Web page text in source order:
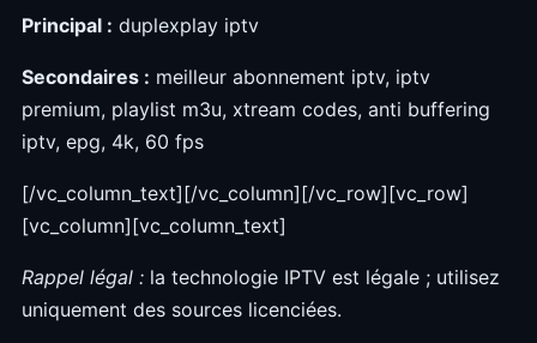
Principal : duplexplay iptv
Secondaires : meilleur abonnement iptv, iptv
premium, playlist m3u, xtream codes, anti buffering
iptv, epg, 4k, 60 fps
[/vc_column_text][/vc_column][/vc_row][vc_row]
[vc_column][vc_column_text]
Rappel légal : la technologie IPTV est légale ; utilisez
uniquement des sources licenciées.